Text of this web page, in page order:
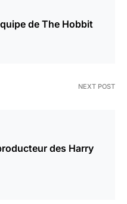
de The Hobbit
NEXT POST
des Harry